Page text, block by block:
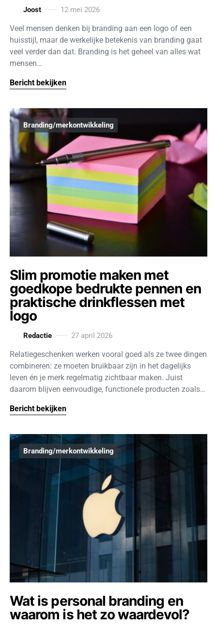
Joost 12 mei 2026
Veel mensen denken bij branding aan een logo of een
huisstijl, maar de werkelijke betekenis van branding gaat
veel verder dan dat. Branding is het geheel van alles wat
mensen…
Bericht bekijken
Branding/merkontwikkeling
Slim promotie maken met
goedkope bedrukte pennen en
praktische drinkflessen met
logo
Redactie 27 april 2026
Relatiegeschenken werken vooral goed als ze twee dingen
combineren: ze moeten bruikbaar zijn in het dagelijks
leven én je merk regelmatig zichtbaar maken. Juist
daarom blijven eenvoudige, functionele producten zoals…
Bericht bekijken
Branding/merkontwikkeling
Wat is personal branding en
waarom is het zo waardevol?